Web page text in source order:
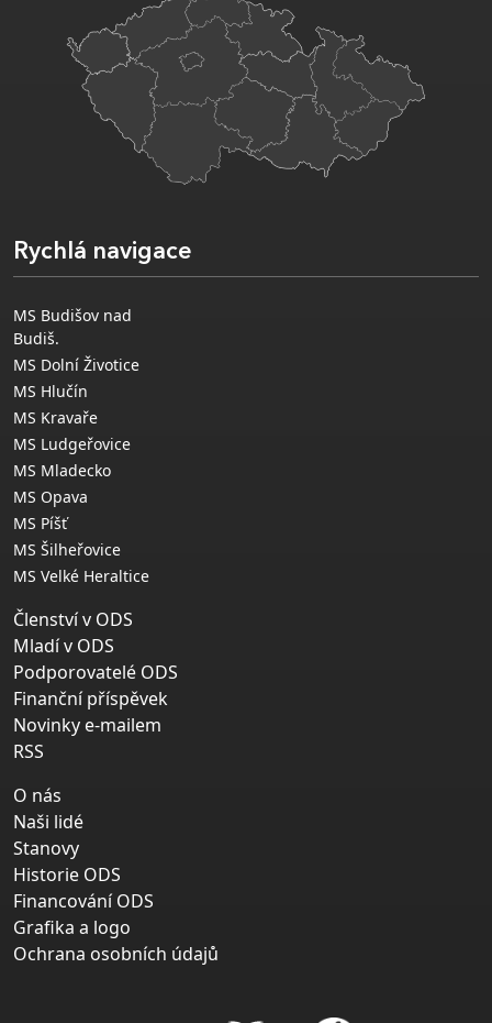
Rychlá navigace
MS Budišov nad
Budiš.
MS Dolní Životice
MS Hlučín
MS Kravaře
MS Ludgeřovice
MS Mladecko
MS Opava
MS Píšť
MS Šilheřovice
MS Velké Heraltice
Členství v ODS
Mladí v ODS
Podporovatelé ODS
Finanční příspěvek
Novinky e-mailem
RSS
O nás
Naši lidé
Stanovy
Historie ODS
Financování ODS
Grafika a logo
Ochrana osobních údajů